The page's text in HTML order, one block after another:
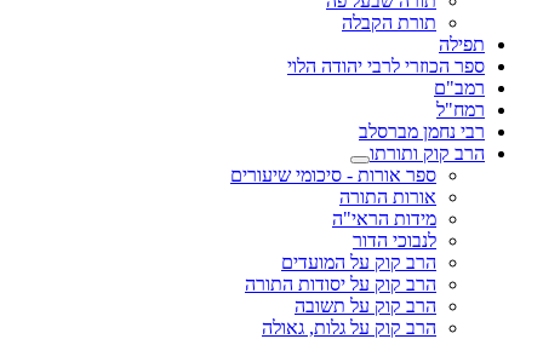
תורת הקבלה
תפילה
ספר הכוזרי לרבי יהודה הלוי
רמב"ם
רמח"ל
רבי נחמן מברסלב
הרב קוק ותורתו
ספר אורות - סיכומי שיעורים
אורות התורה
מידות הראי"ה
לנבוכי הדור
הרב קוק על המועדים
הרב קוק על יסודות התורה
הרב קוק על תשובה
הרב קוק על גלות, גאולה